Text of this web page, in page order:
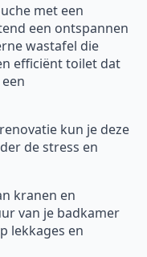
met een
een ontspannen
wastafel die
efficiënt toilet dat
kun je deze
de stress en
kranen en
van je badkamer
lekkages en